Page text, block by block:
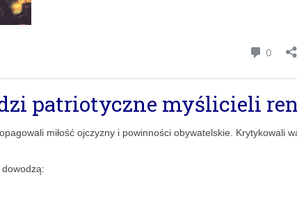
patriotyczne myślicieli
miłość ojczyzny i powinności obywatelskie. Krytykowali